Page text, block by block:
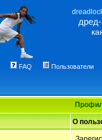
FAQ Пользователи
О